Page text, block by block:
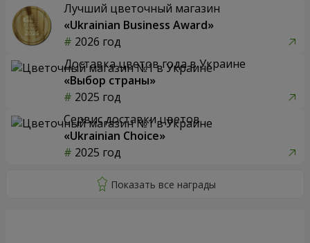
Лучший цветочный магазин
«Ukrainian Business Award»
2026 год
Доставка цветов года в Украине
«Выбор страны»
2025 год
Сервис доставки цветов
«Ukrainian Choice»
2025 год